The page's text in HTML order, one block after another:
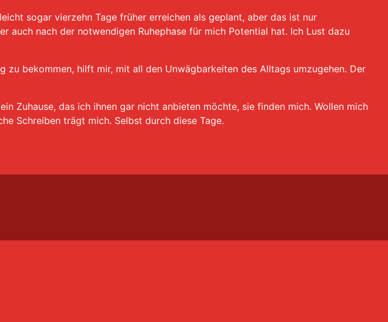
sogar vierzehn Tage früher erreichen als geplant, aber das ist nur
auch nach der notwendigen Ruhephase für mich Potential hat. Ich Lust dazu
bekommen, hilft mir, mit all den Unwägbarkeiten des Alltags umzugehen. Der
Zuhause, das ich ihnen gar nicht anbieten möchte, sie finden mich. Wollen mich
Schreiben trägt mich. Selbst durch diese Tage.